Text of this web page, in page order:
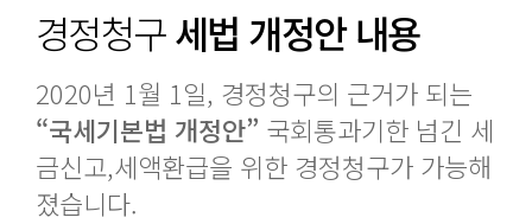
경정청구세법 개정안 내용
2020년 1월 1일, 경정청구의 근거가 되는
“국세기본법 개정안” 국회통과기한 넘긴 세
금신고,세액환급을 위한 경정청구가 가능해
졌습니다.